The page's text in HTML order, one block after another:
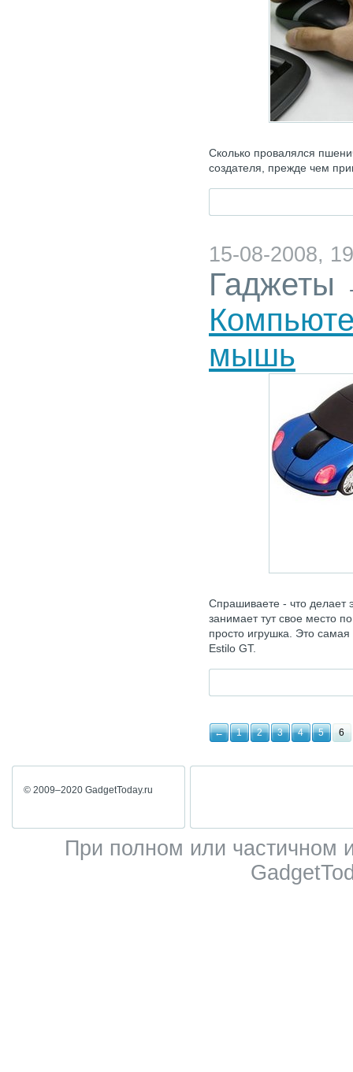
Сколько провалялся
создателя, прежде чем
15-08-2008,
Гаджеты
мышь
Спрашиваете - что делает
занимает тут свое место
просто игрушка. Это
Estilo GT.
← 1 2 3 4 5 6
© 2009–2020 GadgetToday.ru
При полном или частичном